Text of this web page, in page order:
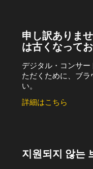
申し訳ありま
は古くなって
デジタル・コンサ
ただくために、ブ
い。
詳細はこちら
지원되지 않는